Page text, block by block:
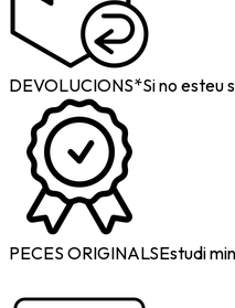
DEVOLUCIONS*Si no esteu
PECES ORIGINALSEstudi